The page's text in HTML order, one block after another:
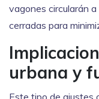
vagones circularán
cerradas para
urbana y